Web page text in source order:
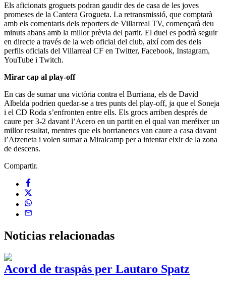
Els aficionats groguets podran gaudir des de casa de les joves
promeses de la Cantera Grogueta. La retransmissió, que comptarà
amb els comentaris dels reporters de Villarreal TV, començarà deu
minuts abans amb la millor prèvia del partit. El duel es podrà seguir
en directe a través de la web oficial del club, així com des dels
perfils oficials del Villarreal CF en Twitter, Facebook, Instagram,
YouTube i Twitch.
Mirar cap al play-off
En cas de sumar una victòria contra el Burriana, els de David
Albelda podrien quedar-se a tres punts del play-off, ja que el Soneja
i el CD Roda s’enfronten entre ells. Els grocs arriben després de
caure per 3-2 davant l’Acero en un partit en el qual van meréixer un
millor resultat, mentres que els borrianencs van caure a casa davant
l’Atzeneta i volen sumar a Miralcamp per a intentar eixir de la zona
de descens.
Compartir.
Noticias relacionadas
Acord de traspàs per Lautaro Spatz